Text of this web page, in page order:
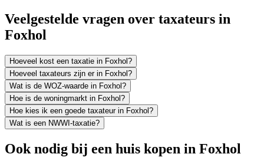
Veelgestelde vragen over taxateurs in
Foxhol
Hoeveel kost een taxatie in Foxhol?
Hoeveel taxateurs zijn er in Foxhol?
Wat is de WOZ-waarde in Foxhol?
Hoe is de woningmarkt in Foxhol?
Hoe kies ik een goede taxateur in Foxhol?
Wat is een NWWI-taxatie?
Ook nodig bij een huis kopen in Foxhol